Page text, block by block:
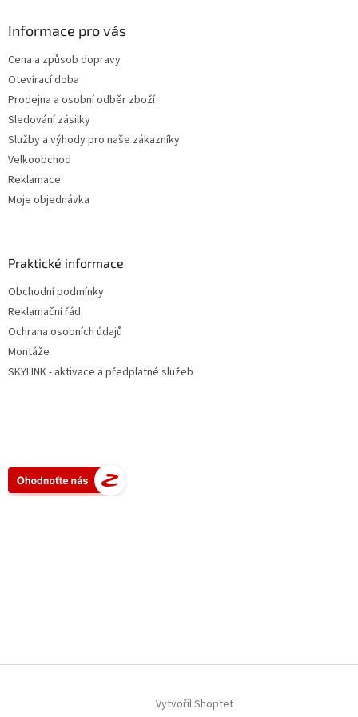
Informace pro vás
Cena a způsob dopravy
Otevírací doba
Prodejna a osobní odběr zboží
Sledování zásilky
Služby a výhody pro naše zákazníky
Velkoobchod
Reklamace
Moje objednávka
Praktické informace
Obchodní podmínky
Reklamační řád
Ochrana osobních údajů
Montáže
SKYLINK - aktivace a předplatné služeb
Vytvořil Shoptet